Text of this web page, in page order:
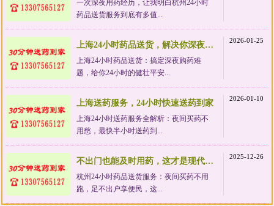
一次深夜用药经历，让我明白杭州24小时
药品送货服务到底有多值...
上海24小时药品送货，解决你深夜急需药品的难题
上海24小时药品送货：搞定深夜购药难
题，给你24小时的健壮平安...
2026-01-25
上海送药服务，24小时快速送药到家
上海24小时送药服务全解析：夜间买药不
用愁，最快半小时送药到...
2026-01-10
不出门也能及时用药，这才是现代生活该有的样子
杭州24小时药品送货服务：夜间买药不用
跑，足不出户享便民，这...
2025-12-26